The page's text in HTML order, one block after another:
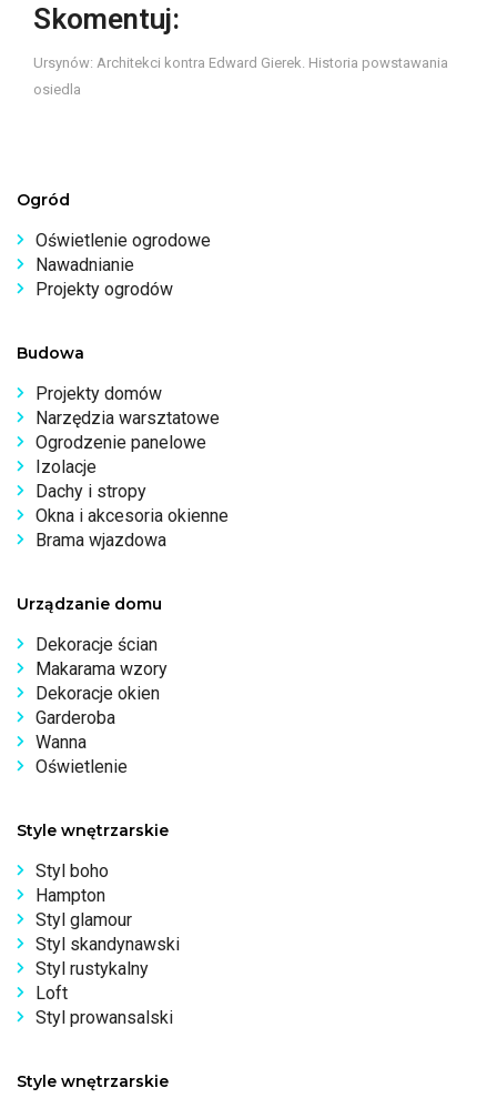
Skomentuj:
Ursynów: Architekci kontra Edward Gierek. Historia powstawania
osiedla
Ogród
Oświetlenie ogrodowe
Nawadnianie
Projekty ogrodów
Budowa
Projekty domów
Narzędzia warsztatowe
Ogrodzenie panelowe
Izolacje
Dachy i stropy
Okna i akcesoria okienne
Brama wjazdowa
Urządzanie domu
Dekoracje ścian
Makarama wzory
Dekoracje okien
Garderoba
Wanna
Oświetlenie
Style wnętrzarskie
Styl boho
Hampton
Styl glamour
Styl skandynawski
Styl rustykalny
Loft
Styl prowansalski
Style wnętrzarskie